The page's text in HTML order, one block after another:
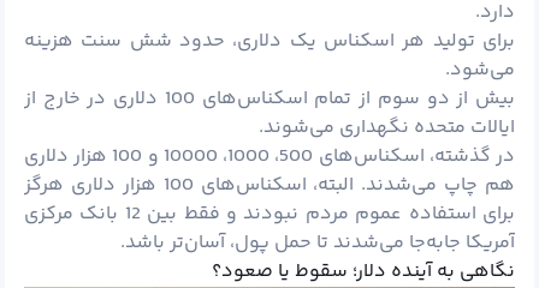
دارد.
برای تولید هر اسکناس یک دلاری، حدود شش سنت هزینه
می‌شود.
بیش از دو سوم از تمام اسکناس‌های 100 دلاری در خارج از
ایالات متحده نگهداری می‌شوند.
در گذشته، اسکناس‌های 500، 1000، 10000 و 100 هزار دلاری
هم چاپ می‌شدند. البته، اسکناس‌های 100 هزار دلاری هرگز
برای استفاده عموم مردم نبودند و فقط بین 12 بانک مرکزی
آمریکا جابه‌جا می‌شدند تا حمل پول، آسان‌تر باشد.
نگاهی به آینده دلار؛ سقوط یا صعود؟